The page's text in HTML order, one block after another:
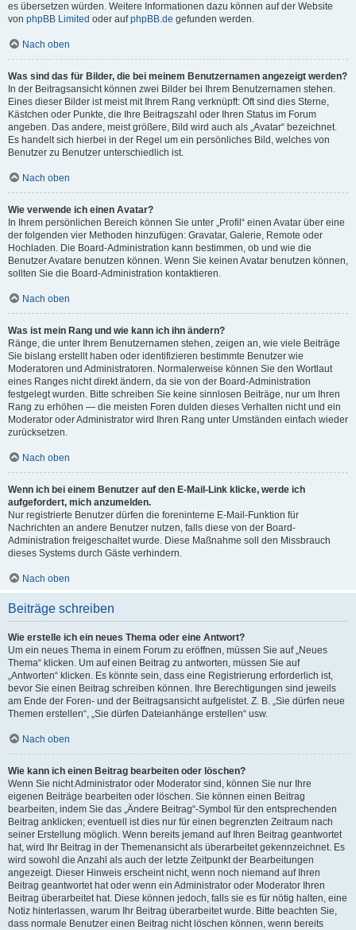
es übersetzen würden. Weitere Informationen dazu können auf der Website
von phpBB Limited oder aufphpBB.de gefunden werden.
Nach oben
Was sind das für Bilder, die bei meinem Benutzernamen angezeigt werden?
In der Beitragsansicht können zwei Bilder bei Ihrem Benutzernamen stehen.
Eines dieser Bilder ist meist mit Ihrem Rang verknüpft: Oft sind dies Sterne,
Kästchen oder Punkte, die Ihre Beitragszahl oder Ihren Status im Forum
angeben. Das andere, meist größere, Bild wird auch als „Avatar“ bezeichnet.
Es handelt sich hierbei in der Regel um ein persönliches Bild, welches von
Benutzer zu Benutzer unterschiedlich ist.
Nach oben
Wie verwende ich einen Avatar?
In Ihrem persönlichen Bereich können Sie unter „Profil“ einen Avatar über eine
der folgenden vier Methoden hinzufügen: Gravatar, Galerie, Remote oder
Hochladen. Die Board-Administration kann bestimmen, ob und wie die
Benutzer Avatare benutzen können. Wenn Sie keinen Avatar benutzen können,
sollten Sie die Board-Administration kontaktieren.
Nach oben
Was ist mein Rang und wie kann ich ihn ändern?
Ränge, die unter Ihrem Benutzernamen stehen, zeigen an, wie viele Beiträge
Sie bislang erstellt haben oder identifizieren bestimmte Benutzer wie
Moderatoren und Administratoren. Normalerweise können Sie den Wortlaut
eines Ranges nicht direkt ändern, da sie von der Board-Administration
festgelegt wurden. Bitte schreiben Sie keine sinnlosen Beiträge, nur um Ihren
Rang zu erhöhen — die meisten Foren dulden dieses Verhalten nicht und ein
Moderator oder Administrator wird Ihren Rang unter Umständen einfach wieder
zurücksetzen.
Nach oben
Wenn ich bei einem Benutzer auf den E-Mail-Link klicke, werde ich
aufgefordert, mich anzumelden.
Nur registrierte Benutzer dürfen die foreninterne E-Mail-Funktion für
Nachrichten an andere Benutzer nutzen, falls diese von der Board-
Administration freigeschaltet wurde. Diese Maßnahme soll den Missbrauch
dieses Systems durch Gäste verhindern.
Nach oben
Beiträge schreiben
Wie erstelle ich ein neues Thema oder eine Antwort?
Um ein neues Thema in einem Forum zu eröffnen, müssen Sie auf „Neues
Thema“ klicken. Um auf einen Beitrag zu antworten, müssen Sie auf
„Antworten“ klicken. Es könnte sein, dass eine Registrierung erforderlich ist,
bevor Sie einen Beitrag schreiben können. Ihre Berechtigungen sind jeweils
am Ende der Foren- und der Beitragsansicht aufgelistet. Z. B. „Sie dürfen neue
Themen erstellen“, „Sie dürfen Dateianhänge erstellen“ usw.
Nach oben
Wie kann ich einen Beitrag bearbeiten oder löschen?
Wenn Sie nicht Administrator oder Moderator sind, können Sie nur Ihre
eigenen Beiträge bearbeiten oder löschen. Sie können einen Beitrag
bearbeiten, indem Sie das „Ändere Beitrag“-Symbol für den entsprechenden
Beitrag anklicken; eventuell ist dies nur für einen begrenzten Zeitraum nach
seiner Erstellung möglich. Wenn bereits jemand auf Ihren Beitrag geantwortet
hat, wird Ihr Beitrag in der Themenansicht als überarbeitet gekennzeichnet. Es
wird sowohl die Anzahl als auch der letzte Zeitpunkt der Bearbeitungen
angezeigt. Dieser Hinweis erscheint nicht, wenn noch niemand auf Ihren
Beitrag geantwortet hat oder wenn ein Administrator oder Moderator Ihren
Beitrag überarbeitet hat. Diese können jedoch, falls sie es für nötig halten, eine
Notiz hinterlassen, warum Ihr Beitrag überarbeitet wurde. Bitte beachten Sie,
dass normale Benutzer einen Beitrag nicht löschen können, wenn bereits